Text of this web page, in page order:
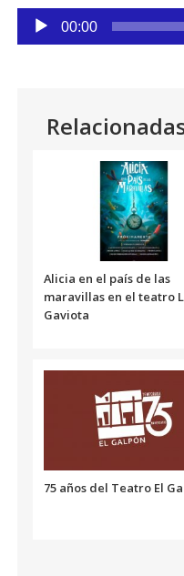
WhatsApp
Reproductor
de
00:00
Alicia en el país de las
maravillas en el teatro
Gaviota
75 años del Teatro El